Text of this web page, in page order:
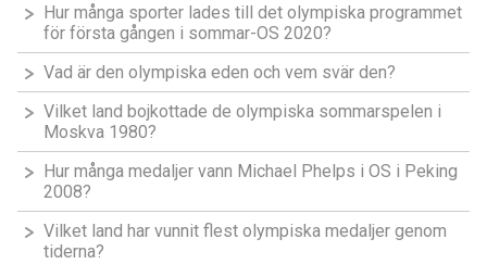
Hur många sporter lades till det olympiska programmet
för första gången i sommar-OS 2020?
Vad är den olympiska eden och vem svär den?
Vilket land bojkottade de olympiska sommarspelen i
Moskva 1980?
Hur många medaljer vann Michael Phelps i OS i Peking
2008?
Vilket land har vunnit flest olympiska medaljer genom
tiderna?